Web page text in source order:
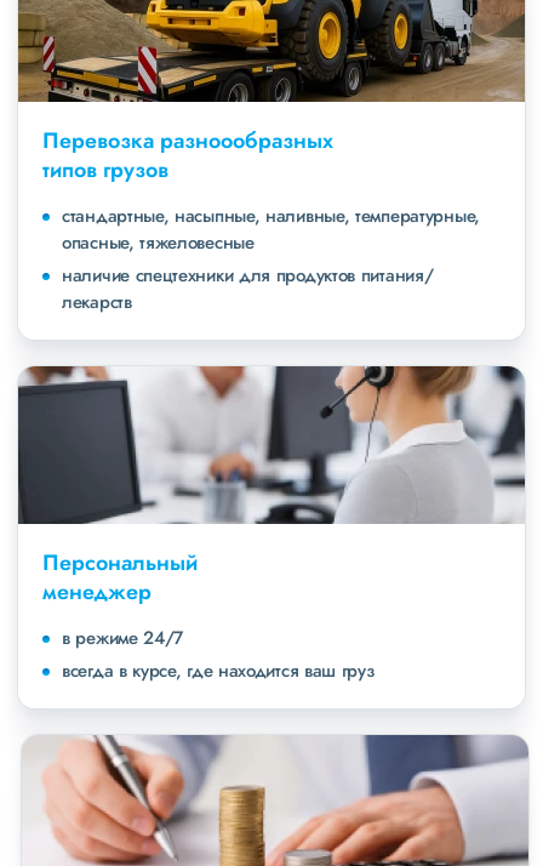
Перевозка разноообразных
типов грузов
стандартные, насыпные, наливные, температурные,
опасные, тяжеловесные
наличие спецтехники для продуктов питания/
лекарств
Персональный
менеджер
в режиме 24/7
всегда в курсе, где находится ваш груз